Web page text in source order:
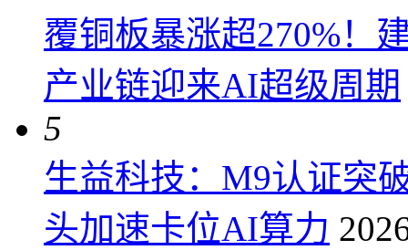
覆铜板暴涨超270%！
产业链迎来AI超级周期
5
生益科技：M9认证突
头加速卡位AI算力